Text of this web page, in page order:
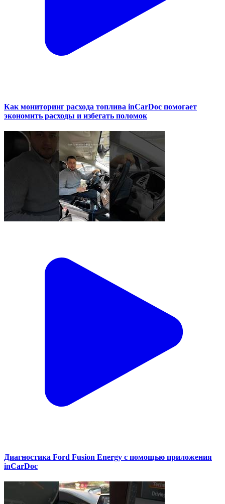
Как мониторинг расхода топлива inCarDoc помогает
экономить расходы и избегать поломок
Диагностика Ford Fusion Energy с помощью приложения
inCarDoc